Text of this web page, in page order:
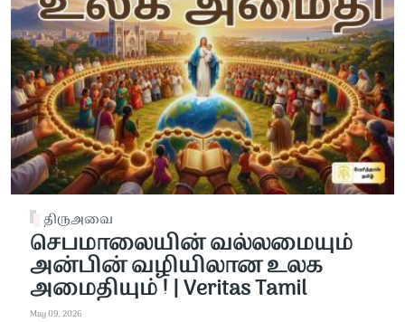
திருஅவை
செபமாலையின் வல்லமையும்
அன்பின் வழியிலான உலக
அமைதியும் ! | Veritas Tamil
May 09, 2026